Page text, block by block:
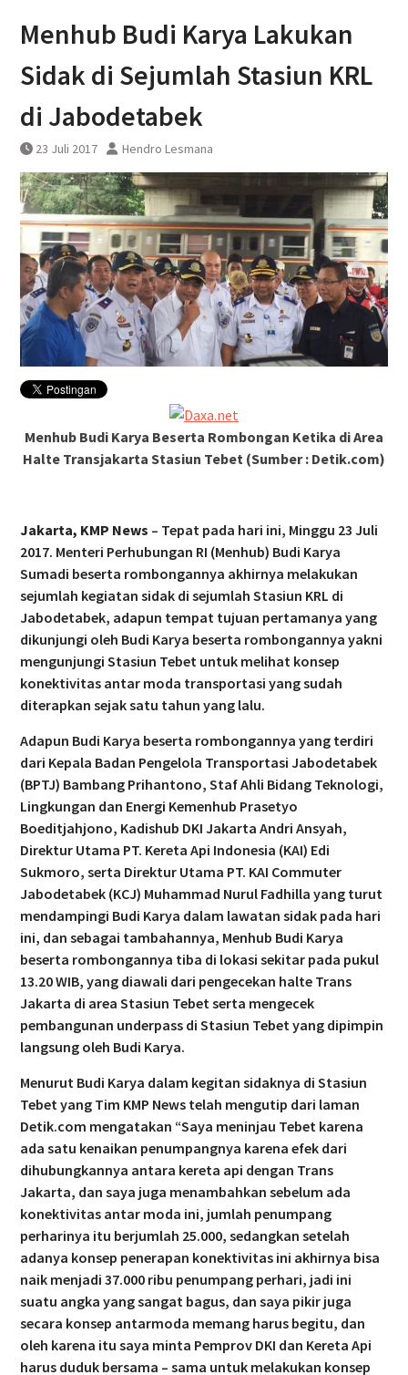
Yogyakarta
Menhub Budi Karya Lakukan
Sidak di Sejumlah Stasiun KRL
di Jabodetabek
23 Juli 2017 Hendro Lesmana
Menhub Budi Karya Beserta Rombongan Ketika di Area
Halte Transjakarta Stasiun Tebet (Sumber : Detik.com)
Jakarta, KMP News – Tepat pada hari ini, Minggu 23 Juli
2017. Menteri Perhubungan RI (Menhub) Budi Karya
Sumadi beserta rombongannya akhirnya melakukan
sejumlah kegiatan sidak di sejumlah Stasiun KRL di
Jabodetabek, adapun tempat tujuan pertamanya yang
dikunjungi oleh Budi Karya beserta rombongannya yakni
mengunjungi Stasiun Tebet untuk melihat konsep
konektivitas antar moda transportasi yang sudah
diterapkan sejak satu tahun yang lalu.
Adapun Budi Karya beserta rombongannya yang terdiri
dari Kepala Badan Pengelola Transportasi Jabodetabek
(BPTJ) Bambang Prihantono, Staf Ahli Bidang Teknologi,
Lingkungan dan Energi Kemenhub Prasetyo
Boeditjahjono, Kadishub DKI Jakarta Andri Ansyah,
Direktur Utama PT. Kereta Api Indonesia (KAI) Edi
Sukmoro, serta Direktur Utama PT. KAI Commuter
Jabodetabek (KCJ) Muhammad Nurul Fadhilla yang turut
mendampingi Budi Karya dalam lawatan sidak pada hari
ini, dan sebagai tambahannya, Menhub Budi Karya
beserta rombongannya tiba di lokasi sekitar pada pukul
13.20 WIB, yang diawali dari pengecekan halte Trans
Jakarta di area Stasiun Tebet serta mengecek
pembangunan underpass di Stasiun Tebet yang dipimpin
langsung oleh Budi Karya.
Menurut Budi Karya dalam kegitan sidaknya di Stasiun
Tebet yang Tim KMP News telah mengutip dari laman
Detik.com mengatakan “Saya meninjau Tebet karena
ada satu kenaikan penumpangnya karena efek dari
dihubungkannya antara kereta api dengan Trans
Jakarta, dan saya juga menambahkan sebelum ada
konektivitas antar moda ini, jumlah penumpang
perharinya itu berjumlah 25.000, sedangkan setelah
adanya konsep penerapan konektivitas ini akhirnya bisa
naik menjadi 37.000 ribu penumpang perhari, jadi ini
suatu angka yang sangat bagus, dan saya pikir juga
secara konsep antarmoda memang harus begitu, dan
oleh karena itu saya minta Pemprov DKI dan Kereta Api
harus duduk bersama – sama untuk melakukan konsep